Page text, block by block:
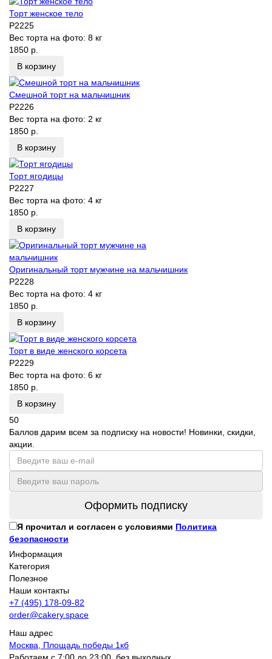
Торт женское тело
P2225
Вес торта на фото: 8 кг
1850 р.
В корзину
Смешной торт на мальчишник
P2226
Вес торта на фото: 2 кг
1850 р.
В корзину
Торт ягодицы
P2227
Вес торта на фото: 4 кг
1850 р.
В корзину
Оригинальный торт мужчине на мальчишник
P2228
Вес торта на фото: 4 кг
1850 р.
В корзину
Торт в виде женского корсета
P2229
Вес торта на фото: 6 кг
1850 р.
В корзину
50
Баллов дарим всем за подписку на новости! Новинки, скидки,
акции.
Оформить подписку
Я прочитал и согласен с условиями Политика
безопасности
Информация
Категория
Полезное
Наши контакты
+7 (495) 178-09-82
order@cakery.space
Наш адрес
Москва, Площадь победы 1кб
Работаем с 7:00 до 23:00, без выходных